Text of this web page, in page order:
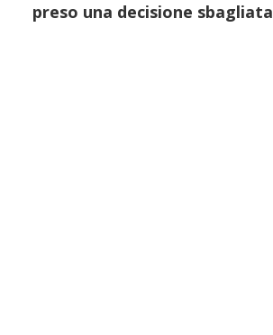
preso una decisione sbagliata